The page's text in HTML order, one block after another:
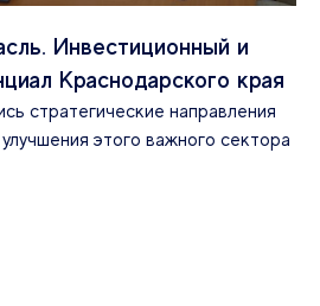
Инвестиционный и
Краснодарского края
стратегические направления
этого важного сектора